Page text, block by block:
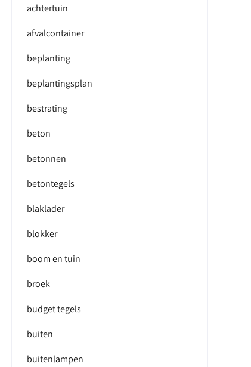
achtertuin
afvalcontainer
beplanting
beplantingsplan
bestrating
beton
betonnen
betontegels
blaklader
blokker
boom en tuin
broek
budget tegels
buiten
buitenlampen